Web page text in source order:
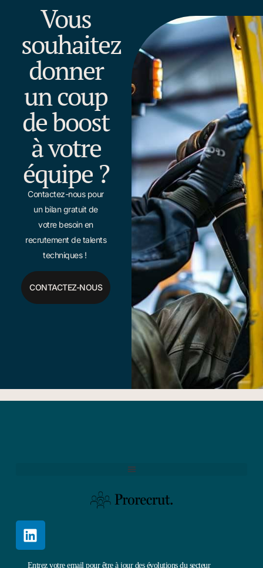
Vous
souhaitez
donner
un coup
de boost
à votre
équipe ?
Contactez-nous pour
un bilan gratuit de
votre besoin en
recrutement de talents
techniques !
CONTACTEZ-NOUS
Entrez votre email pour être à jour des évolutions du secteur